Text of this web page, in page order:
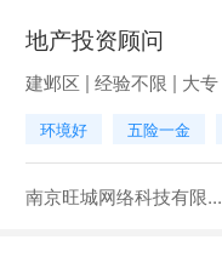
地产投资顾问
建邺区 | 经验不限 | 大专
环境好 五险一金
南京旺城网络科技有限...